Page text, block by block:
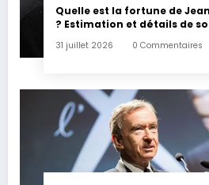
Quelle est la fortune de
? Estimation et détails de
31 juillet 2026 0 Commentaires